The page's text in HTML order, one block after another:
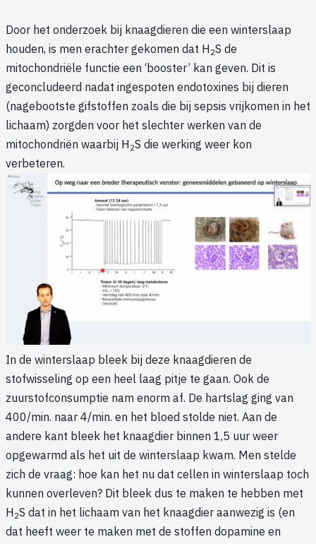
Door het onderzoek bij knaagdieren die een winterslaap
houden, is men erachter gekomen dat H2S de
mitochondriële functie een ‘booster’ kan geven. Dit is
geconcludeerd nadat ingespoten endotoxines bij dieren
(nagebootste gifstoffen zoals die bij sepsis vrijkomen in het
lichaam) zorgden voor het slechter werken van de
mitochondriën waarbij H2S die werking weer kon
verbeteren.
In de winterslaap bleek bij deze knaagdieren de
stofwisseling op een heel laag pitje te gaan. Ook de
zuurstofconsumptie nam enorm af. De hartslag ging van
400/min. naar 4/min. en het bloed stolde niet. Aan de
andere kant bleek het knaagdier binnen 1,5 uur weer
opgewarmd als het uit de winterslaap kwam. Men stelde
zich de vraag: hoe kan het nu dat cellen in winterslaap toch
kunnen overleven? Dit bleek dus te maken te hebben met
H2S dat in het lichaam van het knaagdier aanwezig is (en
dat heeft weer te maken met de stoffen dopamine en